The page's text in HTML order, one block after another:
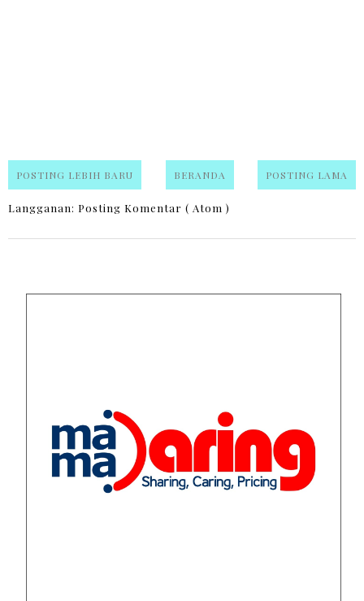
POSTING LEBIH BARU POSTING LAMA
BERANDA
Langganan: Posting Komentar ( Atom )